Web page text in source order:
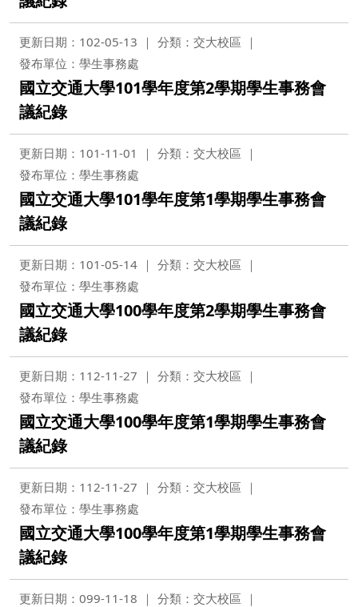
更新日期：102-05-13
分類：交大校區
發布單位：學生事務處
國立交通大學101學年度第2學期學生事務會
議紀錄
更新日期：101-11-01
分類：交大校區
發布單位：學生事務處
國立交通大學101學年度第1學期學生事務會
議紀錄
更新日期：101-05-14
分類：交大校區
發布單位：學生事務處
國立交通大學100學年度第2學期學生事務會
議紀錄
更新日期：112-11-27
分類：交大校區
發布單位：學生事務處
國立交通大學100學年度第1學期學生事務會
議紀錄
更新日期：112-11-27
分類：交大校區
發布單位：學生事務處
國立交通大學100學年度第1學期學生事務會
議紀錄
更新日期：099-11-18
分類：交大校區